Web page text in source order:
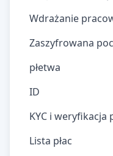
Wdrażanie
Zaszyfrowana
płetwa
ID
KYC i weryfikacja
Lista płac